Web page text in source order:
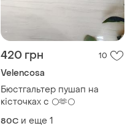
420 грн 10
Velencosa
Бюстгальтер пушап на
кісточках с 🌕🫶🌕
80C и еще 1